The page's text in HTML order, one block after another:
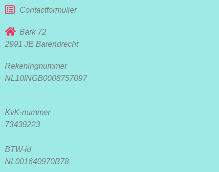
Contactformulier
Bark 72
2991 JE Barendrecht
Rekeningnummer
NL10INGB0008757097
KvK-nummer
73439223
BTW-id
NL001640970B78